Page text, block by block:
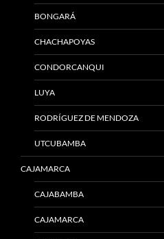
BONGARÁ
CHACHAPOYAS
CONDORCANQUI
LUYA
RODRÍGUEZ DE MENDOZA
UTCUBAMBA
CAJAMARCA
CAJABAMBA
CAJAMARCA